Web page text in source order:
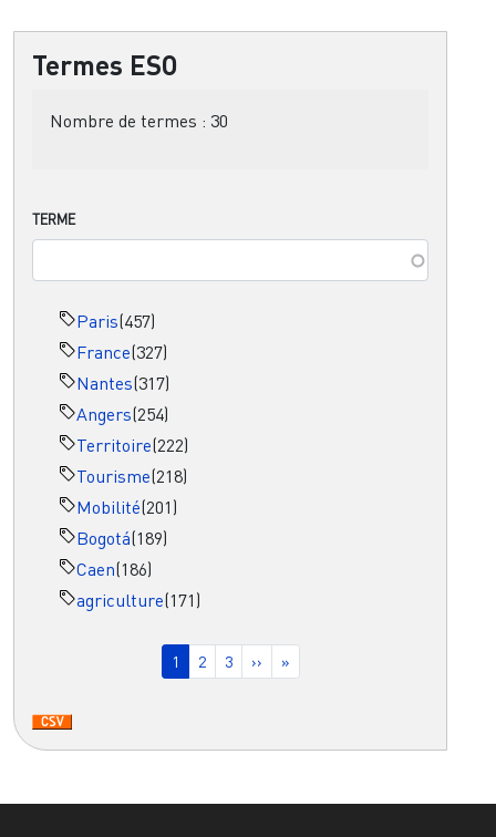
Termes ESO
Nombre de termes : 30
TERME
Paris(457)
France(327)
Nantes(317)
Angers(254)
Territoire(222)
Tourisme(218)
Mobilité(201)
Bogotá(189)
Caen(186)
agriculture(171)
Page courante
1 Page
2 Page
3 Page suivante
›› Dernière page
»